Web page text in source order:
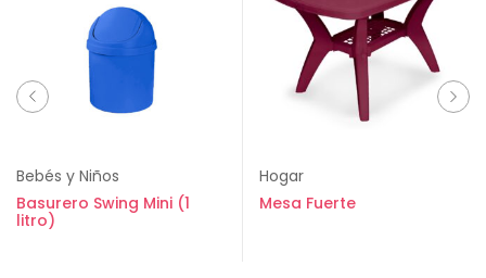
Bebés y Niños
Basurero Swing Mini (1
litro)
Hogar
Mesa Fuerte